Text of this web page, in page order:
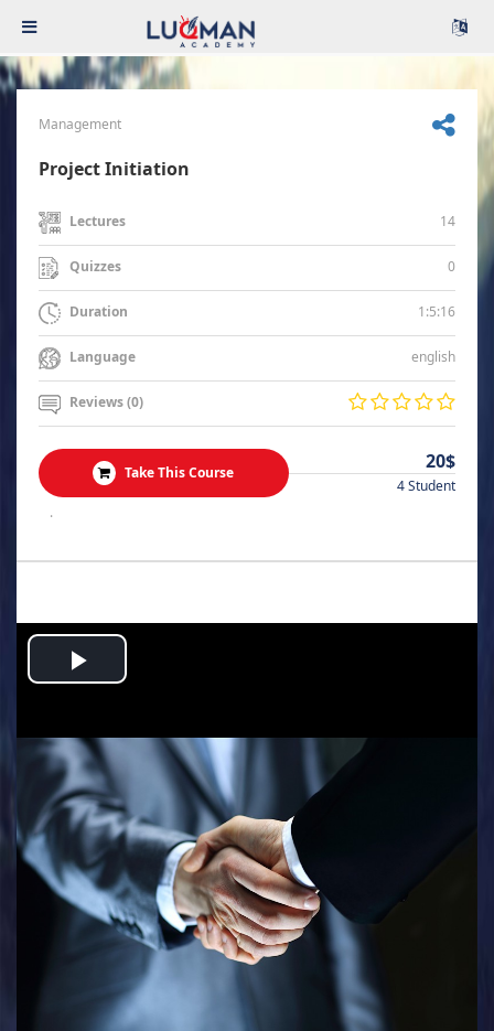
Management
Project Initiation
Lectures 14
Quizzes 0
Duration 1:5:16
Language english
Reviews (0)
Take This Course 20$
4 Student
.
Play
Video